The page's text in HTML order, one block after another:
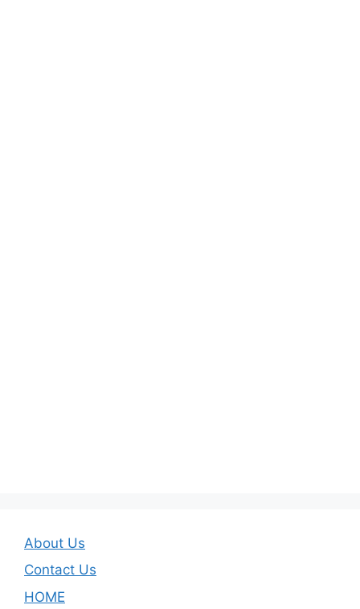
About Us
Contact Us
HOME